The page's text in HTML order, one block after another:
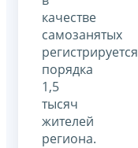
качестве
самозанятых
регистрируется
порядка
1,5
тысяч
жителей
региона.